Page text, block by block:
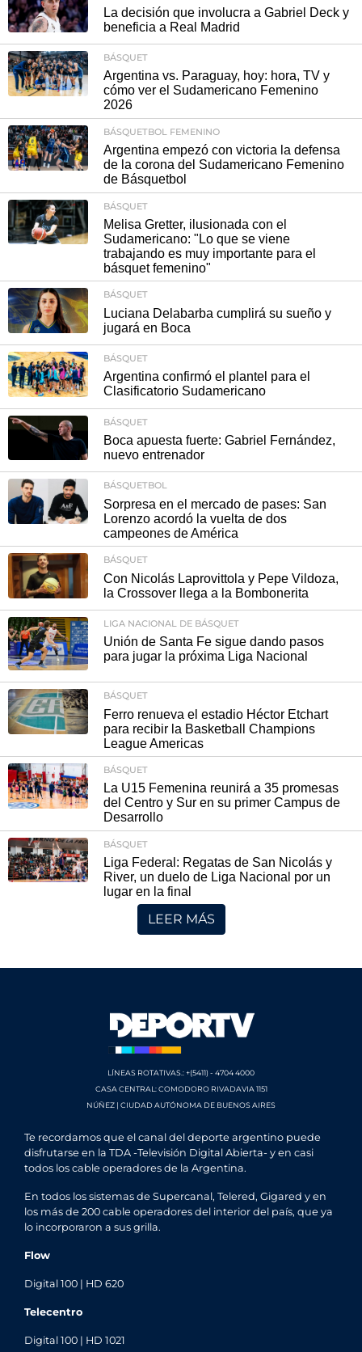
La decisión que involucra a Gabriel Deck y
beneficia a Real Madrid
BÁSQUET
Argentina vs. Paraguay, hoy: hora, TV y
cómo ver el Sudamericano Femenino
2026
BÁSQUETBOL FEMENINO
Argentina empezó con victoria la defensa
de la corona del Sudamericano Femenino
de Básquetbol
BÁSQUET
Melisa Gretter, ilusionada con el
Sudamericano: "Lo que se viene
trabajando es muy importante para el
básquet femenino"
BÁSQUET
Luciana Delabarba cumplirá su sueño y
jugará en Boca
BÁSQUET
Argentina confirmó el plantel para el
Clasificatorio Sudamericano
BÁSQUET
Boca apuesta fuerte: Gabriel Fernández,
nuevo entrenador
BÁSQUETBOL
Sorpresa en el mercado de pases: San
Lorenzo acordó la vuelta de dos
campeones de América
BÁSQUET
Con Nicolás Laprovittola y Pepe Vildoza,
la Crossover llega a la Bombonerita
LIGA NACIONAL DE BÁSQUET
Unión de Santa Fe sigue dando pasos
para jugar la próxima Liga Nacional
BÁSQUET
Ferro renueva el estadio Héctor Etchart
para recibir la Basketball Champions
League Americas
BÁSQUET
La U15 Femenina reunirá a 35 promesas
del Centro y Sur en su primer Campus de
Desarrollo
BÁSQUET
Liga Federal: Regatas de San Nicolás y
River, un duelo de Liga Nacional por un
lugar en la final
LEER MÁS
LÍNEAS ROTATIVAS.: +(5411) - 4704 4000
CASA CENTRAL: COMODORO RIVADAVIA 1151
NÚÑEZ | CIUDAD AUTÓNOMA DE BUENOS AIRES
Te recordamos que el canal del deporte argentino puede
disfrutarse en la TDA -Televisión Digital Abierta- y en casi
todos los cable operadores de la Argentina.
En todos los sistemas de Supercanal, Telered, Gigared y en
los más de 200 cable operadores del interior del país, que ya
lo incorporaron a sus grilla.
Flow
Digital 100 | HD 620
Telecentro
Digital 100 | HD 1021